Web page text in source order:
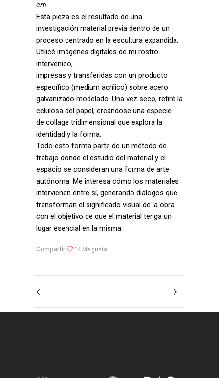
cm.
Esta pieza es el resultado de una
investigación material previa dentro de un
proceso centrado en la escultura expandida.
Utilicé imágenes digitales de mi rostro
intervenido,
impresas y transferidas con un producto
específico (medium acrílico) sobre acero
galvanizado modelado. Una vez seco, retiré la
celulosa del papel, creándose una especie
de collage tridimensional que explora la
identidad y la forma.
Todo esto forma parte de un método de
trabajo donde el estudio del material y el
espacio se consideran una forma de arte
autónoma. Me interesa cómo los materiales
intervienen entre sí, generando diálogos que
transforman el significado visual de la obra,
con el objetivo de que el material tenga un
lugar esencial en la misma.
Compartir 14 Me gusta